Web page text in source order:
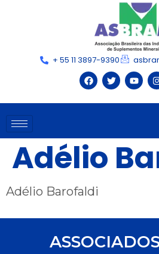
+ 55 11 3897-9390
Adélio
Adélio Barofaldi